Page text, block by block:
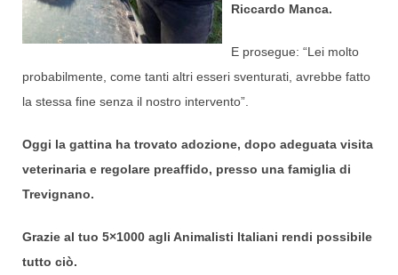
Riccardo Manca.
E prosegue: “Lei molto
probabilmente, come tanti altri esseri sventurati, avrebbe fatto
la stessa fine senza il nostro intervento”.
Oggi la gattina ha trovato adozione, dopo adeguata visita
veterinaria e regolare preaffido, presso una famiglia di
Trevignano.
Grazie al tuo 5×1000 agli Animalisti Italiani rendi possibile
tutto ciò.